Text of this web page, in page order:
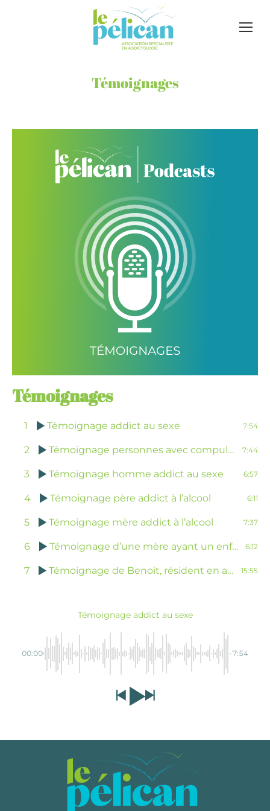
Témoignages
Témoignages
1 Témoignage addict au sexe 7:54
2 Témoignage personnes avec compulsion d’achat et accros aux jeux d’argent et de hasard 7:44
3 Témoignage homme addict au sexe 6:57
4 Témoignage père addict à l’alcool 6:11
5 Témoignage mère addict à l’alcool 7:37
6 Témoignage d’une mère ayant un enfant addict au cannabis 6:12
7 Témoignage de Benoit, résident en appartement thérapeutique 15:55
Témoignage addict au sexe
00:00 -7:54